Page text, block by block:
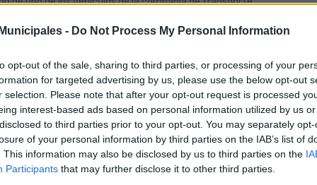
- Do Not Process My Personal Information
opt-out of the sale, sharing to third parties, or processing of your
for targeted advertising by us, please use the below opt-out
selection. Please note that after your opt-out request is processed
interest-based ads based on personal information utilized by us
to third parties prior to your opt-out. You may separately
of your personal information by third parties on the IAB’s list of
This information may also be disclosed by us to third parties on the
Participants that may further disclose it to other third parties.
encantados de colaborar en esta iniciativa con El Museo
viajeros suban a alguna de las cuatro guaguas que forman
a El Museo Canario y esto será una experiencia
para personas de todas las edades”, enfatizó José Eduardo
público de la ciudad se ayude a conocer la historia y
su parte, el presidente de El Museo Canario, Daniel López, detalló
del concepto de Museoguagua, los materiales y colecciones
y, con ello, incentivar a que acudan a la propia sede de El
que amplíen sus conocimientos.
este proyecto hacemos accesible la cultura a toda la
Guanarteme, entidad patrocinadora de la muestra